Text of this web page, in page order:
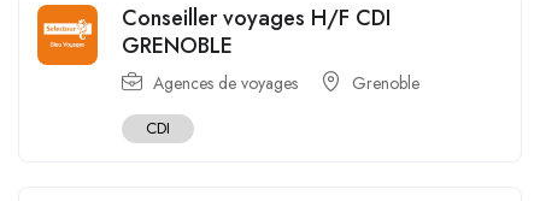
Conseiller voyages H/F CDI
GRENOBLE
Agences de voyages Grenoble
CDI